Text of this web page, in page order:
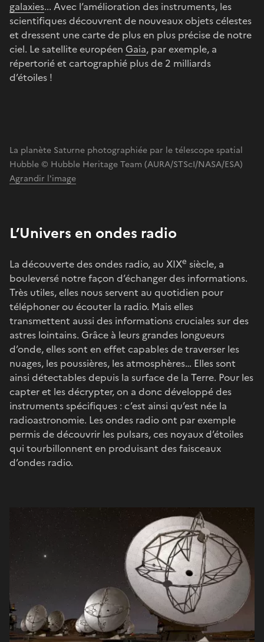
galaxies... Avec l’amélioration des instruments, les
scientifiques découvrent de nouveaux objets célestes
et dressent une carte de plus en plus précise de notre
ciel. Le satellite européen Gaia, par exemple, a
répertorié et cartographié plus de 2 milliards
d’étoiles !
La planète Saturne photographiée par le télescope spatial
Hubble © Hubble Heritage Team (AURA/STScI/NASA/ESA)
Agrandir l'image
L’Univers en ondes radio
La découverte des ondes radio, au XIXe siècle, a
bouleversé notre façon d’échanger des informations.
Très utiles, elles nous servent au quotidien pour
téléphoner ou écouter la radio. Mais elles
transmettent aussi des informations cruciales sur des
astres lointains. Grâce à leurs grandes longueurs
d’onde, elles sont en effet capables de traverser les
nuages, les poussières, les atmosphères… Elles sont
ainsi détectables depuis la surface de la Terre. Pour les
capter et les décrypter, on a donc développé des
instruments spécifiques : c’est ainsi qu’est née la
radioastronomie. Les ondes radio ont par exemple
permis de découvrir les pulsars, ces noyaux d’étoiles
qui tourbillonnent en produisant des faisceaux
d’ondes radio.